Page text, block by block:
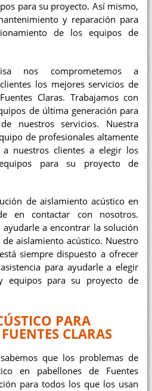
para su proyecto. Así mismo,
y reparación para
de los equipos de
nos comprometemos a
los mejores servicios de
Claras. Trabajamos con
de última generación para
nuestros servicios. Nuestra
de profesionales altamente
a nuestros clientes a elegir los
para su proyecto de
de aislamiento acústico en
en contactar con nosotros.
ayudarle a encontrar la solución
aislamiento acústico. Nuestro
siempre dispuesto a ofrecer
para ayudarle a elegir
equipos para su proyecto de
PARA
CLARAS
que los problemas de
en pabellones de Fuentes
para todos los que los usan